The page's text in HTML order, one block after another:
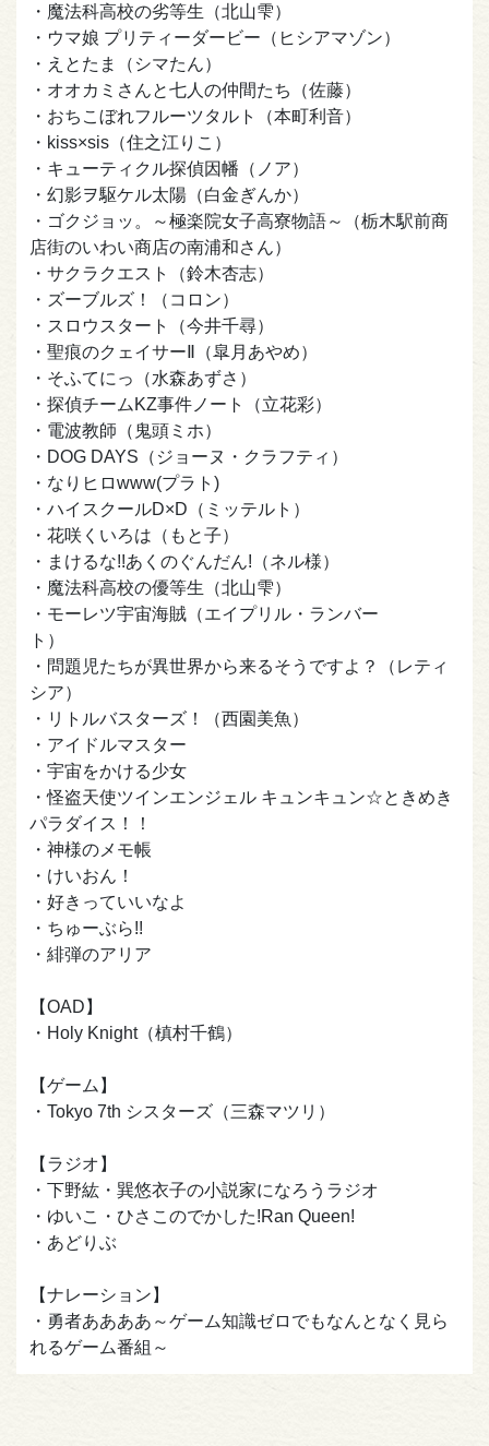
・魔法科高校の劣等生（北山雫）
・ウマ娘 プリティーダービー（ヒシアマゾン）
・えとたま（シマたん）
・オオカミさんと七人の仲間たち（佐藤）
・おちこぼれフルーツタルト（本町利音）
・kiss×sis（住之江りこ）
・キューティクル探偵因幡（ノア）
・幻影ヲ駆ケル太陽（白金ぎんか）
・ゴクジョッ。～極楽院女子高寮物語～（栃木駅前商
店街のいわい商店の南浦和さん）
・サクラクエスト（鈴木杏志）
・ズーブルズ！（コロン）
・スロウスタート（今井千尋）
・聖痕のクェイサーⅡ（皐月あやめ）
・そふてにっ（水森あずさ）
・探偵チームKZ事件ノート（立花彩）
・電波教師（鬼頭ミホ）
・DOG DAYS（ジョーヌ・クラフティ）
・なりヒロwww(プラト)
・ハイスクールD×D（ミッテルト）
・花咲くいろは（もと子）
・まけるな!!あくのぐんだん!（ネル様）
・魔法科高校の優等生（北山雫）
・モーレツ宇宙海賊（エイプリル・ランバー
ト）
・問題児たちが異世界から来るそうですよ？（レティ
シア）
・リトルバスターズ！（西園美魚）
・アイドルマスター
・宇宙をかける少女
・怪盗天使ツインエンジェル キュンキュン☆ときめき
パラダイス！！
・神様のメモ帳
・けいおん！
・好きっていいなよ
・ちゅーぶら!!
・緋弾のアリア
【OAD】
・Holy Knight（槙村千鶴）
【ゲーム】
・Tokyo 7th シスターズ（三森マツリ）
【ラジオ】
・下野紘・巽悠衣子の小説家になろうラジオ
・ゆいこ・ひさこのでかした!Ran Queen!
・あどりぶ
【ナレーション】
・勇者ああああ～ゲーム知識ゼロでもなんとなく見ら
れるゲーム番組～